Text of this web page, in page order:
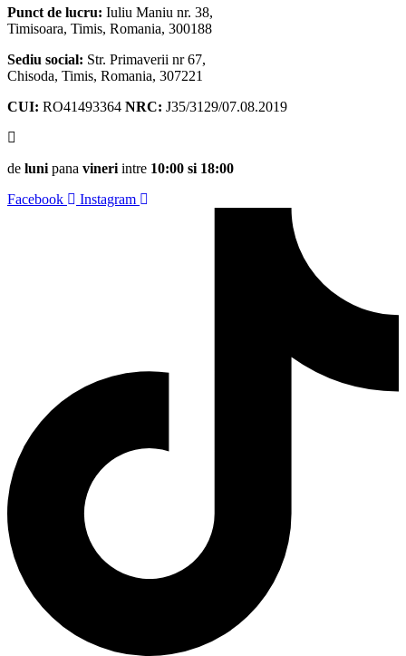
Punct de lucru: Iuliu Maniu nr. 38,
Timisoara, Timis, Romania, 300188
Sediu social: Str. Primaverii nr 67,
Chisoda, Timis, Romania, 307221
CUI: RO41493364 NRC: J35/3129/07.08.2019
de luni pana vineri intre 10:00 si 18:00
Facebook
Instagram